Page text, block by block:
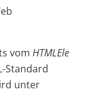
vom HTMLEle
Standard
unter